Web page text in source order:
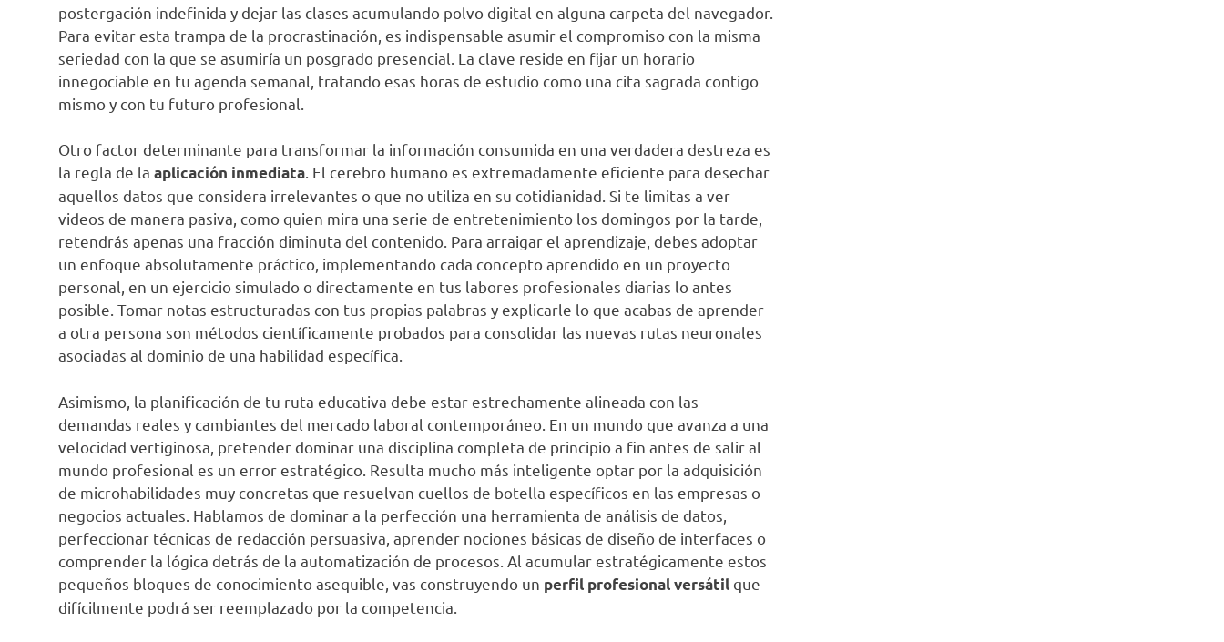
postergación indefinida y dejar las clases acumulando polvo digital en alguna carpeta del navegador.
Para evitar esta trampa de la procrastinación, es indispensable asumir el compromiso con la misma
seriedad con la que se asumiría un posgrado presencial. La clave reside en fijar un horario
innegociable en tu agenda semanal, tratando esas horas de estudio como una cita sagrada contigo
mismo y con tu futuro profesional.
Otro factor determinante para transformar la información consumida en una verdadera destreza es
la regla de la aplicación inmediata. El cerebro humano es extremadamente eficiente para desechar
aquellos datos que considera irrelevantes o que no utiliza en su cotidianidad. Si te limitas a ver
videos de manera pasiva, como quien mira una serie de entretenimiento los domingos por la tarde,
retendrás apenas una fracción diminuta del contenido. Para arraigar el aprendizaje, debes adoptar
un enfoque absolutamente práctico, implementando cada concepto aprendido en un proyecto
personal, en un ejercicio simulado o directamente en tus labores profesionales diarias lo antes
posible. Tomar notas estructuradas con tus propias palabras y explicarle lo que acabas de aprender
a otra persona son métodos científicamente probados para consolidar las nuevas rutas neuronales
asociadas al dominio de una habilidad específica.
Asimismo, la planificación de tu ruta educativa debe estar estrechamente alineada con las
demandas reales y cambiantes del mercado laboral contemporáneo. En un mundo que avanza a una
velocidad vertiginosa, pretender dominar una disciplina completa de principio a fin antes de salir al
mundo profesional es un error estratégico. Resulta mucho más inteligente optar por la adquisición
de microhabilidades muy concretas que resuelvan cuellos de botella específicos en las empresas o
negocios actuales. Hablamos de dominar a la perfección una herramienta de análisis de datos,
perfeccionar técnicas de redacción persuasiva, aprender nociones básicas de diseño de interfaces o
comprender la lógica detrás de la automatización de procesos. Al acumular estratégicamente estos
pequeños bloques de conocimiento asequible, vas construyendo un perfil profesional versátil que
difícilmente podrá ser reemplazado por la competencia.